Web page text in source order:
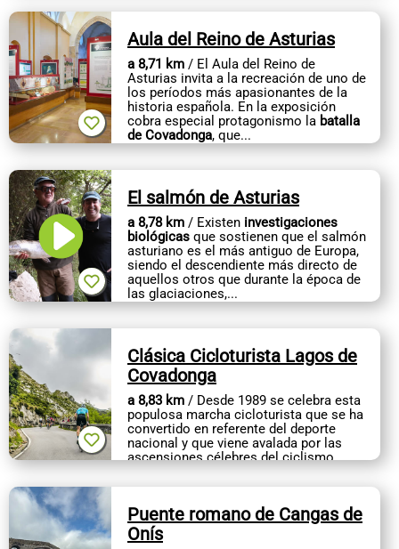
Aula del Reino de Asturias
a 8,71 km / El Aula del Reino de
Asturias invita a la recreación de uno de
los períodos más apasionantes de la
historia española. En la exposición
cobra especial protagonismo la batalla
de Covadonga, que...
El salmón de Asturias
a 8,78 km / Existen investigaciones
biológicas que sostienen que el salmón
asturiano es el más antiguo de Europa,
siendo el descendiente más directo de
aquellos otros que durante la época de
las glaciaciones,...
Clásica Cicloturista Lagos de
Covadonga
a 8,83 km / Desde 1989 se celebra esta
populosa marcha cicloturista que se ha
convertido en referente del deporte
nacional y que viene avalada por las
ascensiones célebres del ciclismo
Puente romano de Cangas de
Onís